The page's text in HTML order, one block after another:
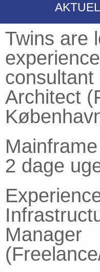
Twins are
consultant
Architect
2 dage
Manager